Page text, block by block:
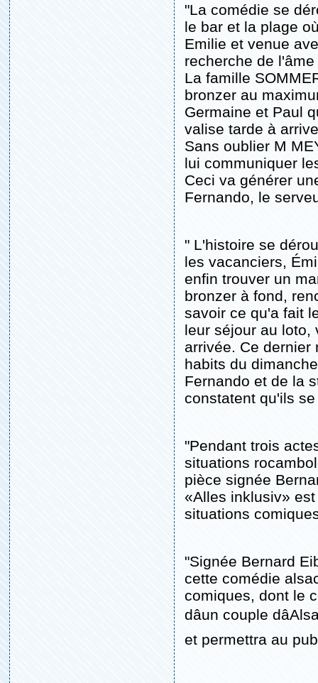
"La comédie se
le bar et la plage
Emilie et venue
recherche de
La famille
bronzer au
Germaine et Paul
valise tarde à
Sans oublier M
lui communiquer
Ceci va générer
Fernando, le
" L'histoire se
les vacanciers,
enfin trouver un
bronzer à fond,
savoir ce qu'a fait
leur séjour au loto,
arrivée. Ce dernier
habits du
Fernando et de la
constatent qu'ils
"Pendant trois
situations
pièce signée
«Alles inklusiv»
situations
"Signée Bernard
cette comédie
comiques, dont le
dâun couple
et permettra au